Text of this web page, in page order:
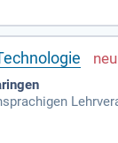
und